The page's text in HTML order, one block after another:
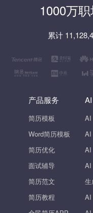
1000万
累计
产品服务
简历模板
Word简历模板
简历优化
面试辅导
简历范文
简历教程
AI
AI
AI
AI
生
AI